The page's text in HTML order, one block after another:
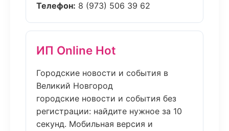
Телефон: 8 (973) 506 39 62
ИП Online Hot
Городские новости и события в
Великий Новгород
городские новости и события без
регистрации: найдите нужное за 10
секунд. Мобильная версия и